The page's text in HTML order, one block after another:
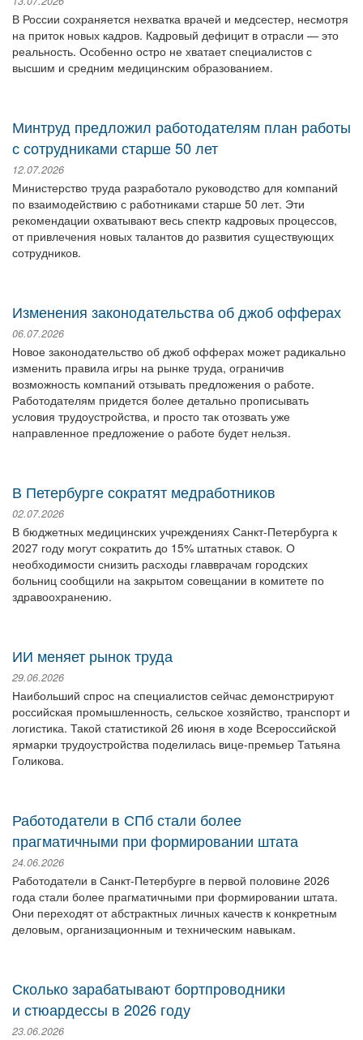
В России сохраняется нехватка врачей и медсестер, несмотря
на приток новых кадров. Кадровый дефицит в отрасли — это
реальность. Особенно остро не хватает специалистов с
высшим и средним медицинским образованием.
Минтруд предложил работодателям план работы
с сотрудниками старше 50 лет
12.07.2026
Министерство труда разработало руководство для компаний
по взаимодействию с работниками старше 50 лет. Эти
рекомендации охватывают весь спектр кадровых процессов,
от привлечения новых талантов до развития существующих
сотрудников.
Изменения законодательства об джоб офферах
06.07.2026
Новое законодательство об джоб офферах может радикально
изменить правила игры на рынке труда, ограничив
возможность компаний отзывать предложения о работе.
Работодателям придется более детально прописывать
условия трудоустройства, и просто так отозвать уже
направленное предложение о работе будет нельзя.
В Петербурге сократят медработников
02.07.2026
В бюджетных медицинских учреждениях Санкт-Петербурга к
2027 году могут сократить до 15% штатных ставок. О
необходимости снизить расходы главврачам городских
больниц сообщили на закрытом совещании в комитете по
здравоохранению.
ИИ меняет рынок труда
29.06.2026
Наибольший спрос на специалистов сейчас демонстрируют
российская промышленность, сельское хозяйство, транспорт и
логистика. Такой статистикой 26 июня в ходе Всероссийской
ярмарки трудоустройства поделилась вице-премьер Татьяна
Голикова.
Работодатели в СПб стали более
прагматичными при формировании штата
24.06.2026
Работодатели в Санкт-Петербурге в первой половине 2026
года стали более прагматичными при формировании штата.
Они переходят от абстрактных личных качеств к конкретным
деловым, организационным и техническим навыкам.
Сколько зарабатывают бортпроводники
и стюардессы в 2026 году
23.06.2026